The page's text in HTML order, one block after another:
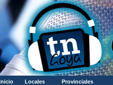
Locales Provinciales